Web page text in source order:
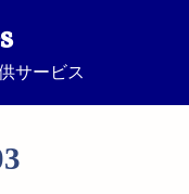
サービス